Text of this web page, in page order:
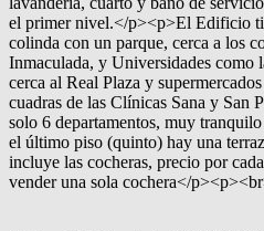
el primer nivel.</p><p>El Edificio
colinda con un parque, cerca a los
Inmaculada, y Universidades
cerca al Real Plaza y
cuadras de las Clínicas Sana y San
solo 6 departamentos, muy
el último piso (quinto) hay una
incluye las cocheras, precio por
vender una sola cochera</